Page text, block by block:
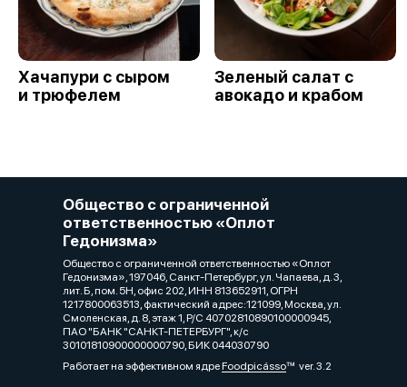
Хачапури с сыром
и трюфелем
Зеленый салат с
авокадо и крабом
Общество с ограниченной
ответственностью «Оплот
Гедонизма»
Общество с ограниченной ответственностью «Оплот
Гедонизма», 197046, Санкт-Петербург, ул. Чапаева, д. 3,
лит. Б, пом. 5Н, офис 202, ИНН 813652911, ОГРН
1217800063513, фактический адрес:121099, Москва, ул.
Смоленская, д. 8, этаж 1, Р/C 40702810890100000945,
ПАО "БАНК "САНКТ-ПЕТЕРБУРГ", к/с
30101810900000000790, БИК 044030790
Работает на эффективном ядреFoodpicássover. 3.2